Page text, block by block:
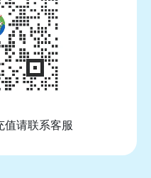
值请联系客服